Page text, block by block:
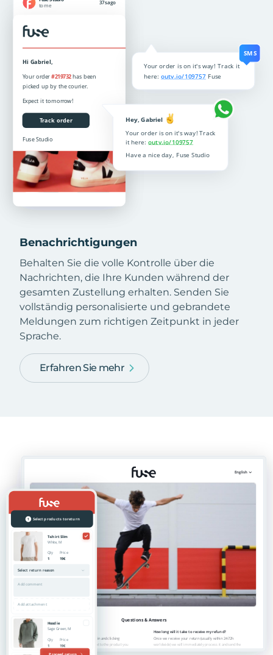
Benachrichtigungen
Behalten Sie die volle Kontrolle über die
Nachrichten, die Ihre Kunden während der
gesamten Zustellung erhalten. Senden Sie
vollständig personalisierte und gebrandete
Meldungen zum richtigen Zeitpunkt in jeder
Sprache.
Erfahren Sie mehr